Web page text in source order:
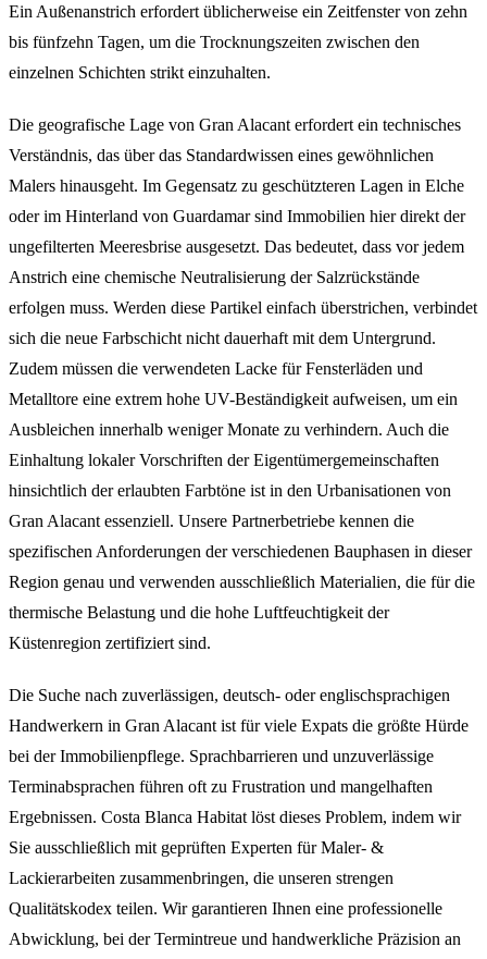
Ein Außenanstrich erfordert üblicherweise ein Zeitfenster von zehn
bis fünfzehn Tagen, um die Trocknungszeiten zwischen den
einzelnen Schichten strikt einzuhalten.
Die geografische Lage von Gran Alacant erfordert ein technisches
Verständnis, das über das Standardwissen eines gewöhnlichen
Malers hinausgeht. Im Gegensatz zu geschützteren Lagen in Elche
oder im Hinterland von Guardamar sind Immobilien hier direkt der
ungefilterten Meeresbrise ausgesetzt. Das bedeutet, dass vor jedem
Anstrich eine chemische Neutralisierung der Salzrückstände
erfolgen muss. Werden diese Partikel einfach überstrichen, verbindet
sich die neue Farbschicht nicht dauerhaft mit dem Untergrund.
Zudem müssen die verwendeten Lacke für Fensterläden und
Metalltore eine extrem hohe UV-Beständigkeit aufweisen, um ein
Ausbleichen innerhalb weniger Monate zu verhindern. Auch die
Einhaltung lokaler Vorschriften der Eigentümergemeinschaften
hinsichtlich der erlaubten Farbtöne ist in den Urbanisationen von
Gran Alacant essenziell. Unsere Partnerbetriebe kennen die
spezifischen Anforderungen der verschiedenen Bauphasen in dieser
Region genau und verwenden ausschließlich Materialien, die für die
thermische Belastung und die hohe Luftfeuchtigkeit der
Küstenregion zertifiziert sind.
Die Suche nach zuverlässigen, deutsch- oder englischsprachigen
Handwerkern in Gran Alacant ist für viele Expats die größte Hürde
bei der Immobilienpflege. Sprachbarrieren und unzuverlässige
Terminabsprachen führen oft zu Frustration und mangelhaften
Ergebnissen. Costa Blanca Habitat löst dieses Problem, indem wir
Sie ausschließlich mit geprüften Experten für Maler- &
Lackierarbeiten zusammenbringen, die unseren strengen
Qualitätskodex teilen. Wir garantieren Ihnen eine professionelle
Abwicklung, bei der Termintreue und handwerkliche Präzision an